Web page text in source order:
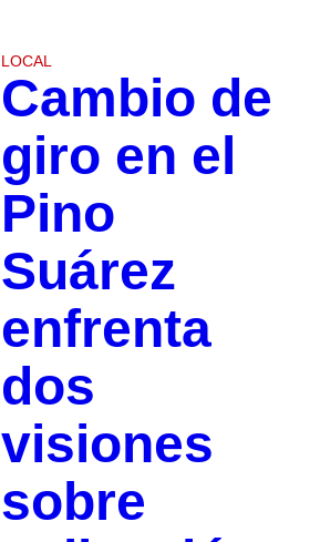
LOCAL
Cambio de
giro en el
Pino
Suárez
enfrenta
dos
visiones
sobre